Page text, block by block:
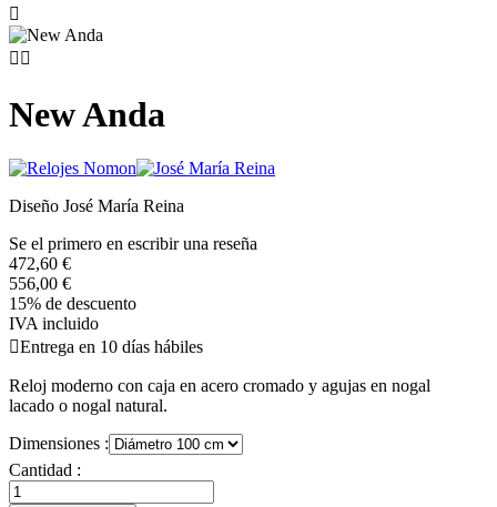

 
New Anda
Diseño José María Reina
Se el primero en escribir una reseña
472,60 €
556,00 €
15% de descuento
IVA incluido
Entrega en 10 días hábiles
Reloj moderno con caja en acero cromado y agujas en nogal
lacado o nogal natural.
Dimensiones :
Cantidad :